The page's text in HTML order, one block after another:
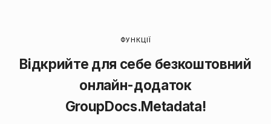
ФУНКЦІЇ
Відкрийте для себе безкоштовний
онлайн-додаток
GroupDocs.Metadata!